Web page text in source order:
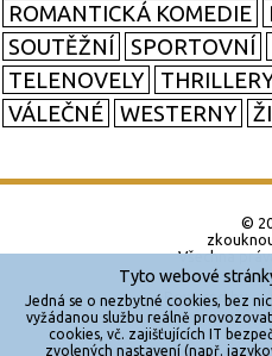
ROMANTICKÁ KOMEDIE
SOUTĚŽNÍ
SPORTOVNÍ
TELENOVELY
VÁLEČNÉ
WESTERNY
©
Všechna
Powered by
Tyto webové
Jedná se o nezbytné cookies, bez
vyžádanou službu reálně
cookies, vč. zajišťujících IT
zvolených nastavení (např.